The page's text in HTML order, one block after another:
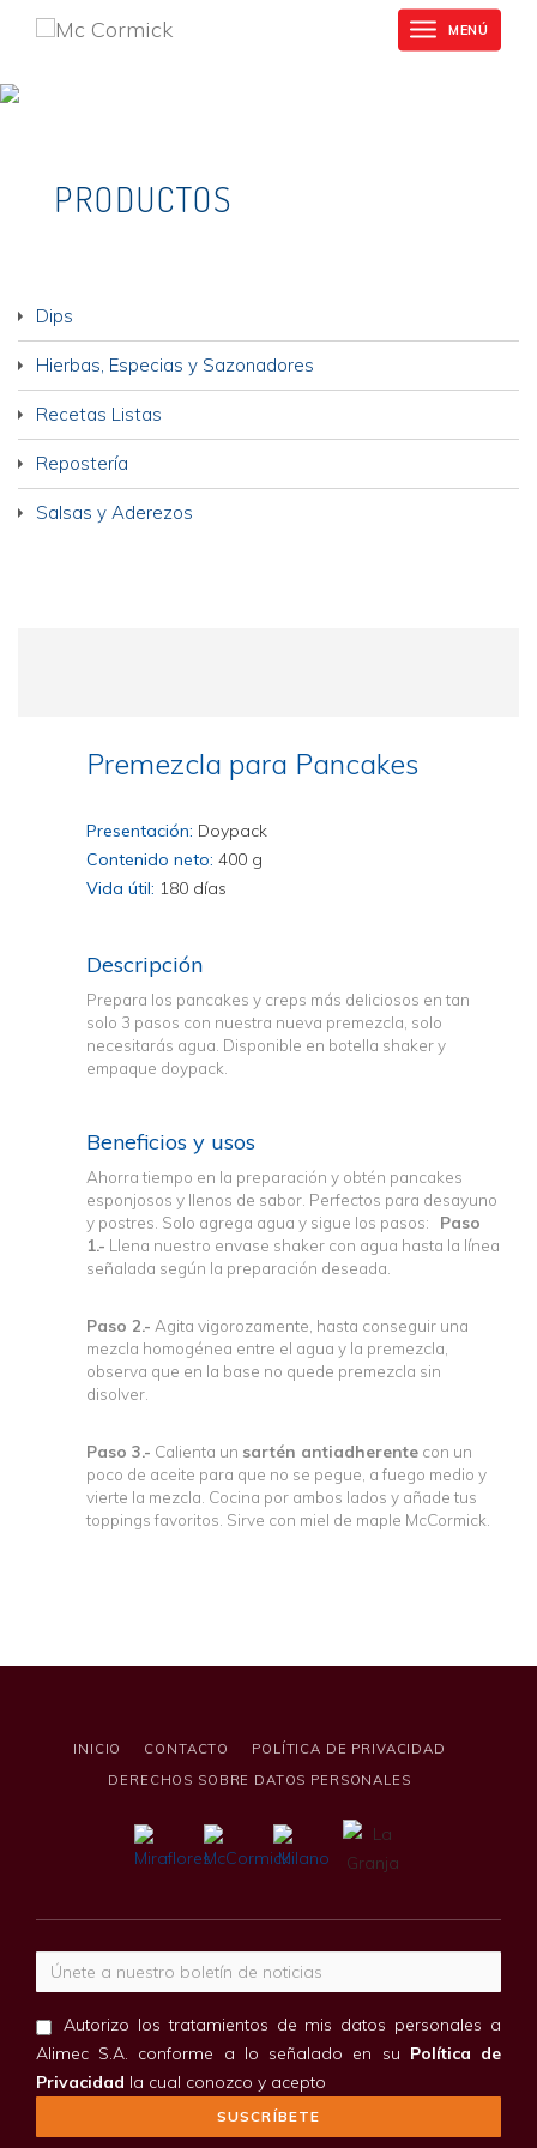
Skip
content
Toggle
MENÚ
PRODUCTOS
Dips
Hierbas, Especias y Sazonadores
Recetas Listas
Repostería
Salsas y Aderezos
Premezcla para Pancakes
Presentación: Doypack
Contenido neto: 400 g
Vida útil: 180 días
Descripción
Prepara los pancakes y creps más deliciosos en tan
solo 3 pasos con nuestra nueva premezcla , solo
necesitarás agua. Disponible en botella shakery
empaque doypack
Beneficios y usos
Ahorra tiempo en la preparación y obtén pancakes
esponjosos y llenos de sabor. Perfectos para desayuno
y postres. Solo agrega agua y sigue los pasos: Paso
1.- Llena nuestro envase shaker con agua hasta la línea
señalada según la preparación deseada.
Paso 2.- Agita vigorozamente , hasta conseguir una
mezcla homogénea entre el agua y la premezcla
observa que en la base no quede premezcla sin
disolver.
Paso 3.- Calienta un sartén antiadherente con un
poco de aceite para que no se pegue, a fuego medio y
vierte la mezcla. Cocina por ambos lados y añade tus
toppings favoritos. Sirve con miel de maple McCormick.
INICIO CONTACTO
POLÍTICA DE PRIVACIDAD
DERECHOS SOBRE DATOS PERSONALES
Correo electrónico
Autorizo los tratamientos de mis datos personales a
Alimec S.A. conforme a lo señalado en su Política de
Privacidad la cual conozco y acepto